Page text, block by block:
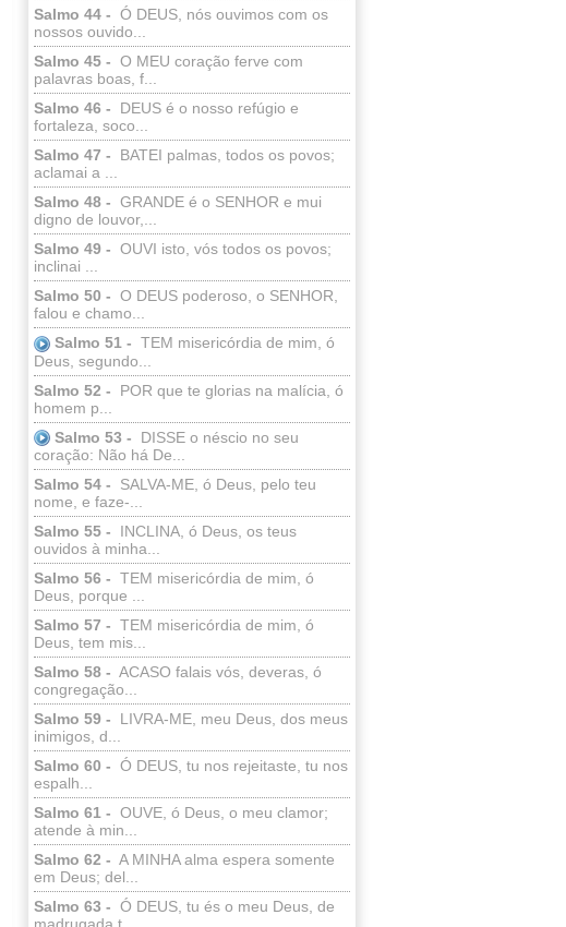
Salmo 44 - Ó DEUS, nós ouvimos com os
nossos ouvido...
Salmo 45 - O MEU coração ferve com
palavras boas, f...
Salmo 46 -
DEUS é o nosso refúgio e
fortaleza, soco...
Salmo 47 -
BATEI palmas, todos os povos;
aclamai a ...
Salmo 48 - GRANDE é o SENHOR e mui
digno de louvor,...
Salmo 49 - OUVI isto, vós todos os povos;
inclinai ...
Salmo 50 - O DEUS poderoso, o SENHOR,
falou e chamo...
Salmo 51 - TEM misericórdia de mim, ó
Deus, segundo...
Salmo 52 -
POR que te glorias na malícia, ó
homem p...
Salmo 53 -
DISSE o néscio no seu
coração: Não há De...
Salmo 54 -
SALVA-ME, ó Deus, pelo teu
nome, e faze-...
Salmo 55 -
INCLINA, ó Deus, os teus
ouvidos à minha...
Salmo 56 - TEM misericórdia de mim, ó
Deus, porque ...
Salmo 57 - TEM misericórdia de mim, ó
Deus, tem mis...
Salmo 58 - ACASO falais vós, deveras, ó
congregação...
Salmo 59 -
LIVRA-ME, meu Deus, dos meus
inimigos, d...
Salmo 60 - Ó DEUS, tu nos rejeitaste, tu nos
espalh...
Salmo 61 - OUVE, ó Deus, o meu clamor;
atende à min...
Salmo 62 - A MINHA alma espera somente
em Deus; del...
Salmo 63 - Ó DEUS, tu és o meu Deus, de